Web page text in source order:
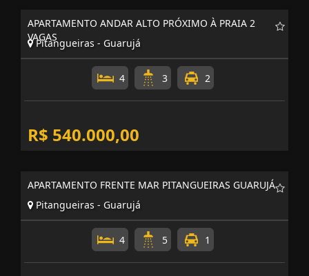
APARTAMENTO ANDAR ALTO PRÓXIMO À PRAIA 2
VAGAS
Pitangueiras - Guarujá
4 3 2
R$ 540.000,00
APARTAMENTO FRENTE MAR PITANGUEIRAS GUARUJÁ
Pitangueiras - Guarujá
4 5 1